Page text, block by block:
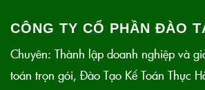
CÔNG TY CỔ PHẦN ĐÀO
Chuyên: Thành lập doanh nghiệp và
toán trọn gói, Đào Tạo Kế Toán Thực